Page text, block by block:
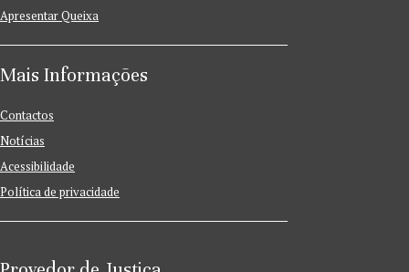
Apresentar Queixa
Mais Informações
Contactos
Notícias
Acessibilidade
Política de privacidade